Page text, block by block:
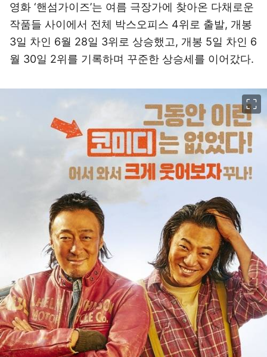
영화 ‘핸섬가이즈’는 여름 극장가에 찾아온 다채로운
작품들 사이에서 전체 박스오피스 4위로 출발, 개봉
3일 차인 6월 28일 3위로 상승했고, 개봉 5일 차인 6
월 30일 2위를 기록하며 꾸준한 상승세를 이어갔다.